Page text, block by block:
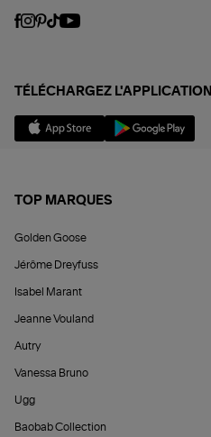
TÉLÉCHARGEZ L'APPLICATION
TOP MARQUES
Golden Goose
Jérôme Dreyfuss
Isabel Marant
Jeanne Vouland
Autry
Vanessa Bruno
Ugg
Baobab Collection